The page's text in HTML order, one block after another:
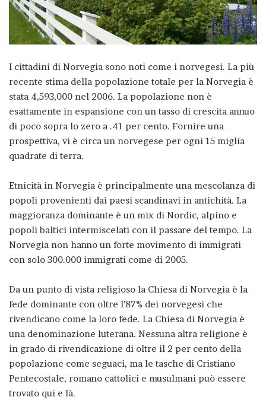
I cittadini di Norvegia sono noti come i norvegesi. La più
recente stima della popolazione totale per la Norvegia è
stata 4,593,000 nel 2006. La popolazione non è
esattamente in espansione con un tasso di crescita annuo
di poco sopra lo zero a .41 per cento. Fornire una
prospettiva, vi è circa un norvegese per ogni 15 miglia
quadrate di terra.
Etnicità in Norvegia è principalmente una mescolanza di
popoli provenienti dai paesi scandinavi in antichità. La
maggioranza dominante è un mix di Nordic, alpino e
popoli baltici intermiscelati con il passare del tempo. La
Norvegia non hanno un forte movimento di immigrati
con solo 300.000 immigrati come di 2005.
Da un punto di vista religioso la Chiesa di Norvegia è la
fede dominante con oltre l’87% dei norvegesi che
rivendicano come la loro fede. La Chiesa di Norvegia è
una denominazione luterana. Nessuna altra religione è
in grado di rivendicazione di oltre il 2 per cento della
popolazione come seguaci, ma le tasche di Cristiano
Pentecostale, romano cattolici e musulmani può essere
trovato qui e là.